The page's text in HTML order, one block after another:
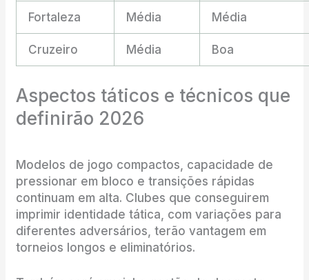
Fortaleza Média Média
Cruzeiro Média Boa
Aspectos táticos e técnicos que
definirão 2026
Modelos de jogo compactos, capacidade de
pressionar em bloco e transições rápidas
continuam em alta. Clubes que conseguirem
imprimir identidade tática, com variações para
diferentes adversários, terão vantagem em
torneios longos e eliminatórios.